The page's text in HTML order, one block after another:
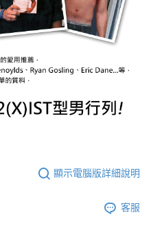
顯示電腦版詳細說明
客服